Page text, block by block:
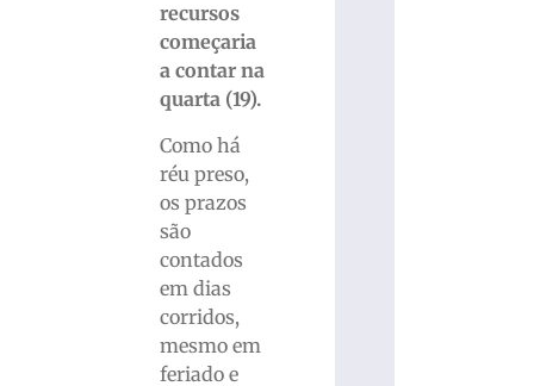
recursos
começaria
a contar na
quarta (19).
Como há
réu preso,
os prazos
são
contados
em dias
corridos,
mesmo em
feriado e